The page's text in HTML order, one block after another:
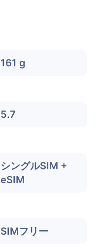
161 g
5.7
シングルSIM +
eSIM
SIMフリー